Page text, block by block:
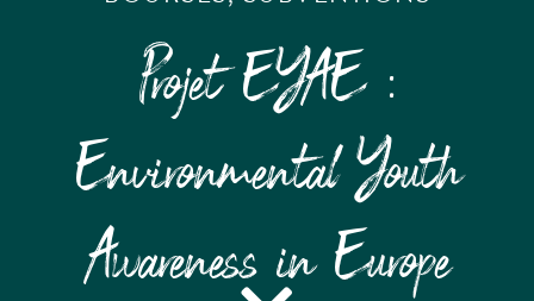
Projet EYAE :
Environmental Youth
Awareness in Europe